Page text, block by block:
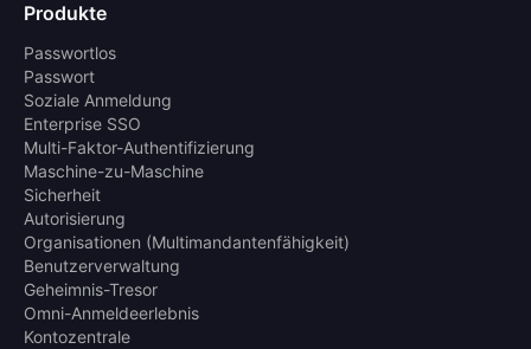
Produkte
Passwortlos
Passwort
Soziale Anmeldung
Enterprise SSO
Multi-Faktor-Authentifizierung
Maschine-zu-Maschine
Sicherheit
Autorisierung
Organisationen (Multimandantenfähigkeit)
Benutzerverwaltung
Geheimnis-Tresor
Omni-Anmeldeerlebnis
Kontozentrale